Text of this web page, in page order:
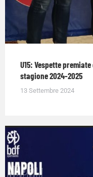
U15: Vespette
stagione 2024-2025
13 Settembre 2024